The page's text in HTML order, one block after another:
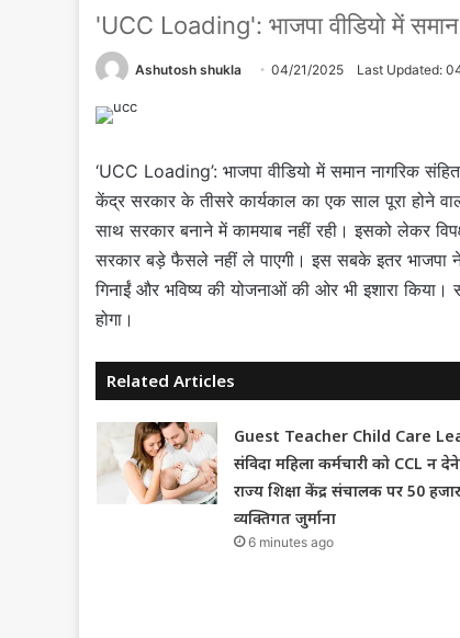
'UCC Loading': भाजपा वीडियो में समान
Ashutosh shukla 04/21/2025 Last Updated:
‘UCC Loading’: भाजपा वीडियो में समान नागरिक
केंद्र सरकार के तीसरे कार्यकाल का एक साल पूरा होने
साथ सरकार बनाने में कामयाब नहीं रही। इसको लेकर
सरकार बड़े फैसले नहीं ले पाएगी। इस सबके इतर भाजपा ने
गिनाईं और भविष्य की योजनाओं की ओर भी इशारा
होगा।
Related Articles
Guest Teacher Child Care
संविदा महिला कर्मचारी को CCL न
राज्य शिक्षा केंद्र संचालक पर 50
व्यक्तिगत जुर्माना
6 minutes ago